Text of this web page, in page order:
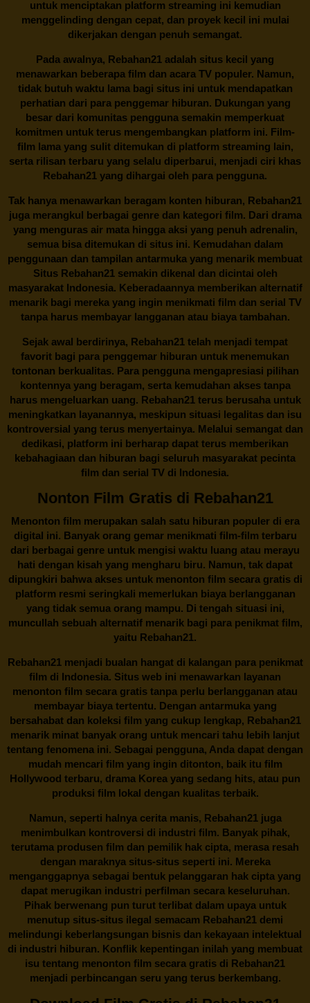
untuk menciptakan platform streaming ini kemudian
menggelinding dengan cepat, dan proyek kecil ini mulai
dikerjakan dengan penuh semangat.
Pada awalnya, Rebahan21 adalah situs kecil yang
menawarkan beberapa film dan acara TV populer. Namun,
tidak butuh waktu lama bagi situs ini untuk mendapatkan
perhatian dari para penggemar hiburan. Dukungan yang
besar dari komunitas pengguna semakin memperkuat
komitmen untuk terus mengembangkan platform ini. Film-
film lama yang sulit ditemukan di platform streaming lain,
serta rilisan terbaru yang selalu diperbarui, menjadi ciri khas
Rebahan21 yang dihargai oleh para pengguna.
Tak hanya menawarkan beragam konten hiburan, Rebahan21
juga merangkul berbagai genre dan kategori film. Dari drama
yang menguras air mata hingga aksi yang penuh adrenalin,
semua bisa ditemukan di situs ini. Kemudahan dalam
penggunaan dan tampilan antarmuka yang menarik membuat
Situs Rebahan21semakin dikenal dan dicintai oleh
masyarakat Indonesia. Keberadaannya memberikan alternatif
menarik bagi mereka yang ingin menikmati film dan serial TV
tanpa harus membayar langganan atau biaya tambahan.
Sejak awal berdirinya, Rebahan21 telah menjadi tempat
favorit bagi para penggemar hiburan untuk menemukan
tontonan berkualitas. Para pengguna mengapresiasi pilihan
kontennya yang beragam, serta kemudahan akses tanpa
harus mengeluarkan uang. Rebahan21terus berusaha untuk
meningkatkan layanannya, meskipun situasi legalitas dan isu
kontroversial yang terus menyertainya. Melalui semangat dan
dedikasi, platform ini berharap dapat terus memberikan
kebahagiaan dan hiburan bagi seluruh masyarakat pecinta
film dan serial TV di Indonesia.
Nonton Film Gratis di Rebahan21
Menonton film merupakan salah satu hiburan populer di era
digital ini. Banyak orang gemar menikmati film-film terbaru
dari berbagai genre untuk mengisi waktu luang atau merayu
hati dengan kisah yang mengharu biru. Namun, tak dapat
dipungkiri bahwa akses untuk menonton film secara gratis di
platform resmi seringkali memerlukan biaya berlangganan
yang tidak semua orang mampu. Di tengah situasi ini,
muncullah sebuah alternatif menarik bagi para penikmat film,
yaitu Rebahan21.
Rebahan21menjadi bualan hangat di kalangan para penikmat
film di Indonesia. Situs web ini menawarkan layanan
menonton film secara gratis tanpa perlu berlangganan atau
membayar biaya tertentu. Dengan antarmuka yang
bersahabat dan koleksi film yang cukup lengkap, Rebahan21
menarik minat banyak orang untuk mencari tahu lebih lanjut
tentang fenomena ini. Sebagai pengguna, Anda dapat dengan
mudah mencari film yang ingin ditonton, baik itu film
Hollywood terbaru, drama Korea yang sedang hits, atau pun
produksi film lokal dengan kualitas terbaik.
Namun, seperti halnya cerita manis, Rebahan21juga
menimbulkan kontroversi di industri film. Banyak pihak,
terutama produsen film dan pemilik hak cipta, merasa resah
dengan maraknya situs-situs seperti ini. Mereka
menganggapnya sebagai bentuk pelanggaran hak cipta yang
dapat merugikan industri perfilman secara keseluruhan.
Pihak berwenang pun turut terlibat dalam upaya untuk
menutup situs-situs ilegal semacam Rebahan21 demi
melindungi keberlangsungan bisnis dan kekayaan intelektual
di industri hiburan. Konflik kepentingan inilah yang membuat
isu tentang menonton film secara gratis di Rebahan21
menjadi perbincangan seru yang terus berkembang.